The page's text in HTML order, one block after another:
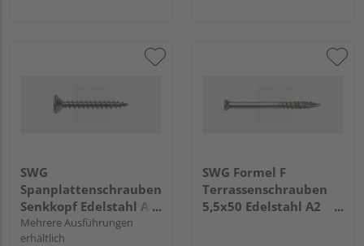
SWG
Spanplattenschrauben
Senkkopf Edelstahl A2
- Großpack
Mehrere Ausführungen
erhältlich
SWG Formel F
Terrassenschrauben
5,5x50 Edelstahl A2